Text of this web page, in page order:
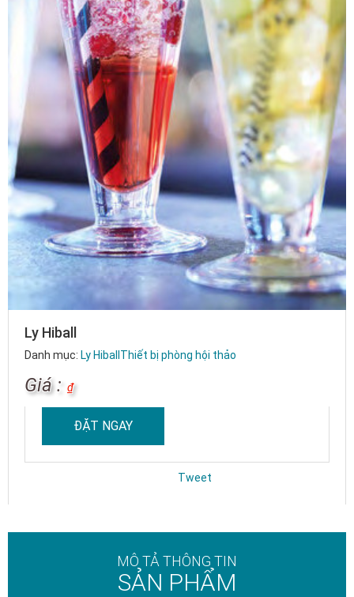
Ly Hiball
Danh mục: Ly Hiball Thiết bị phòng hội thảo
Giá : ₫
ĐẶT NGAY
Tweet
MÔ TẢ THÔNG TIN
SẢN PHẨM